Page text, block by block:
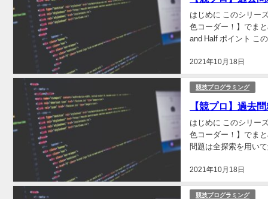
2021年10月18日
はじめに このシリー
色コーダー！】でま
and Half ポイント こ
競技プログラミング
【競プロ】過去
2021年10月18日
はじめに このシリー
色コーダー！】でま
問題は全探索を用い
競技プログラミング